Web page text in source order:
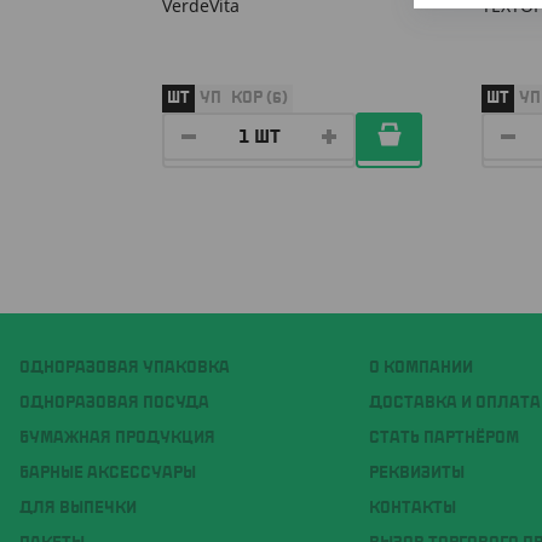
VerdeVita
ШТ УП КОР (6) ШТ УП
ОДНОРАЗОВАЯ УПАКОВКА
ОДНОРАЗОВАЯ ПОСУДА
БУМАЖНАЯ ПРОДУКЦИЯ
БАРНЫЕ АКСЕССУАРЫ
ДЛЯ ВЫПЕЧКИ
О КОМПАНИИ
ДОСТАВКА И ОПЛАТА
СТАТЬ ПАРТНЁРОМ
РЕКВИЗИТЫ
КОНТАКТЫ